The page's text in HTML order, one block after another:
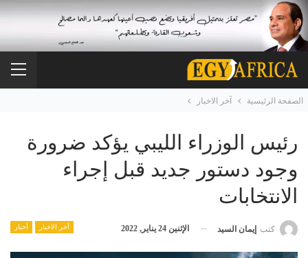
الصفحة الرئيسية آخر الاخبار
رئيس الوزراء الليبي يؤكد ضرورة
وجود دستور جديد قبل إجراء
الانتخابات
آخر الاخبار أخبار كتب إيمان السيد الإثنين 24 يناير, 2022